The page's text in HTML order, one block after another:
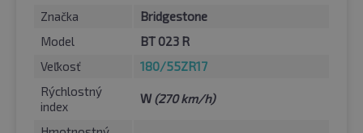
Značka
Bridgestone
Model
BT 023 R
Veľkosť
180/55ZR17
Rýchlostný
index
W (270 km/h)